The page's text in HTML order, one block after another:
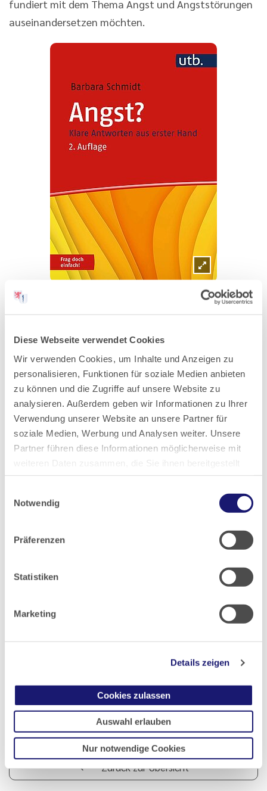
Diese Webseite verwendet Cookies
Wir verwenden Cookies, um Inhalte und Anzeigen zu
personalisieren, Funktionen für soziale Medien anbieten
zu können und die Zugriffe auf unsere Website zu
analysieren. Außerdem geben wir Informationen zu Ihrer
Verwendung unserer Website an unsere Partner für
soziale Medien, Werbung und Analysen weiter. Unsere
Partner führen diese Informationen möglicherweise mit
weiteren Daten zusammen, die Sie ihnen bereitgestellt
haben oder die sie im Rahmen Ihrer Nutzung der Dienste
Notwendig
Präferenzen
Statistiken
Marketing
Details zeigen
Cookies zulassen
Auswahl erlauben
Nur notwendige Cookies
fundiert mit dem Thema Angst und Angststörungen
auseinandersetzen möchten.
Suchtbeauftragte der Landesärztekammer Hessen
30.01.2026
Hessisches Ärzteblatt
Ausgabe 2/2026
Artikel geschrieben von:
PDF Download
Zurück zur Übersicht